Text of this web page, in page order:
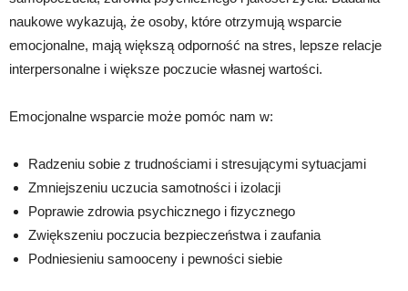
naukowe wykazują, że osoby, które otrzymują wsparcie
emocjonalne, mają większą odporność na stres, lepsze relacje
interpersonalne i większe poczucie własnej wartości.
Emocjonalne wsparcie może pomóc nam w:
Radzeniu sobie z trudnościami i stresującymi sytuacjami
Zmniejszeniu uczucia samotności i izolacji
Poprawie zdrowia psychicznego i fizycznego
Zwiększeniu poczucia bezpieczeństwa i zaufania
Podniesieniu samooceny i pewności siebie